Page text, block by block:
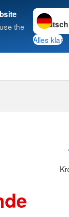
the
Sprache
Alles klar